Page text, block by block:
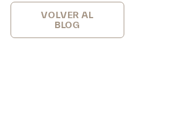
VOLVER AL
BLOG